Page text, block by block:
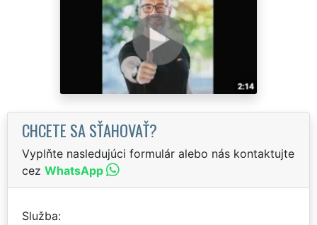
CHCETE SA SŤAHOVAŤ?
Vyplňte nasledujúci formulár alebo nás kontaktujte
cez WhatsApp
Služba